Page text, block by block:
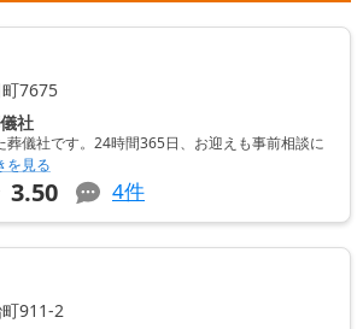
7675
社
葬儀社です。24時間365日、お迎えも事前相談に
を見る
3.50 4件
911-2